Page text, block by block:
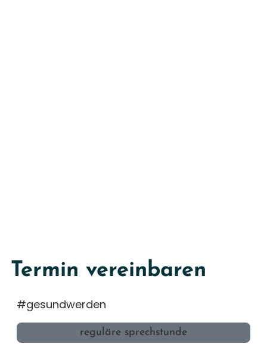
Termin vereinbaren
#gesundwerden
reguläre sprechstunde